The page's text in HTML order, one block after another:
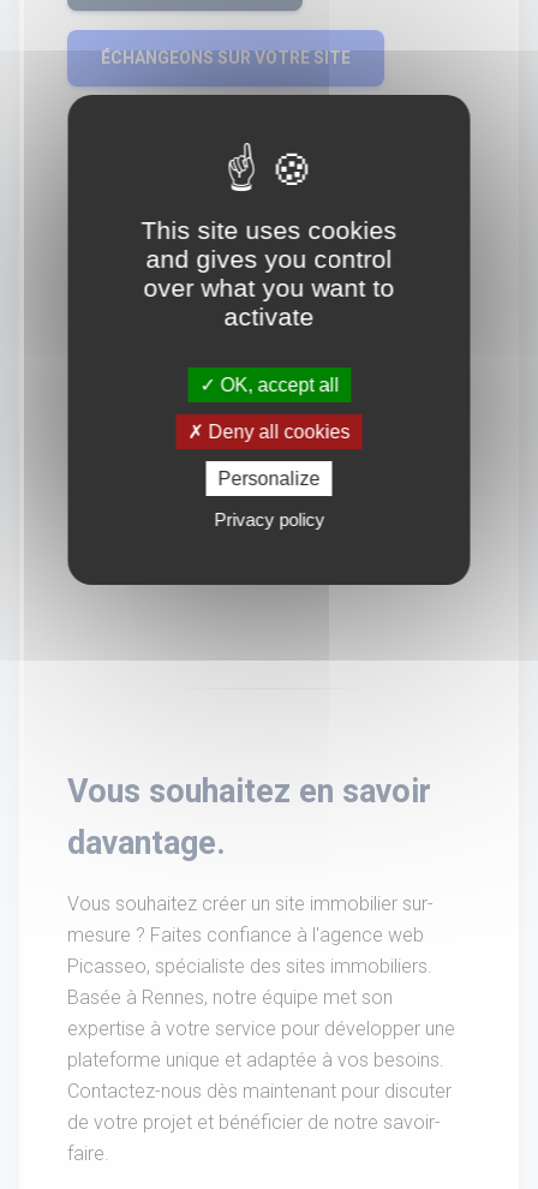
ÉCHANGEONS SUR VOTRE SITE
Vous souhaitez en savoir
davantage.
Vous souhaitez créer un site immobilier sur-
mesure ? Faites confiance à l'agence web
Picasseo, spécialiste des sites immobiliers.
Basée à Rennes, notre équipe met son
expertise à votre service pour développer une
plateforme unique et adaptée à vos besoins.
Contactez-nous dès maintenant pour discuter
de votre projet et bénéficier de notre savoir-
faire.
This site uses cookies
and gives you control
over what you want to
activate
OK, accept all
Deny all cookies
Personalize
Privacy policy